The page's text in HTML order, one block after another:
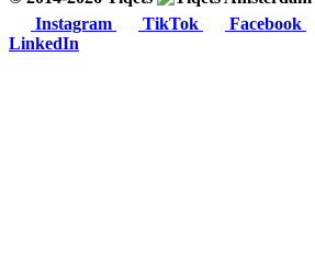
Instagram
TikTok Facebook
LinkedIn